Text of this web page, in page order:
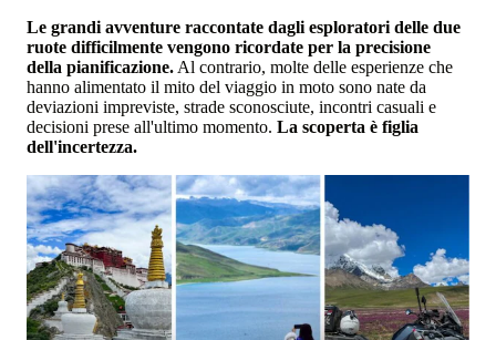
Le grandi avventure raccontate dagli esploratori delle due
ruote difficilmente vengono ricordate per la precisione
della pianificazione. Al contrario, molte delle esperienze che
hanno alimentato il mito del viaggio in moto sono nate da
deviazioni impreviste, strade sconosciute, incontri casuali e
decisioni prese all'ultimo momento. La scoperta è figlia
dell'incertezza.